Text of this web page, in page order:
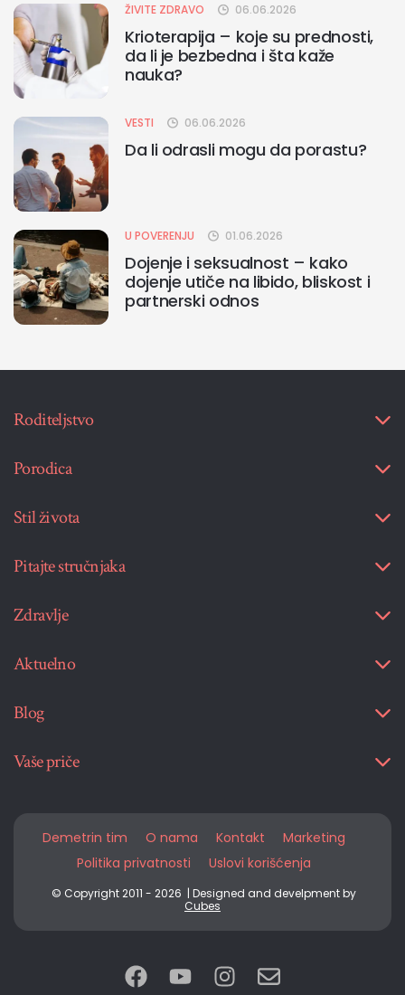
ŽIVITE ZDRAVO 06.06.2026
Krioterapija – koje su prednosti,
da li je bezbedna i šta kaže
nauka?
VESTI 06.06.2026
Da li odrasli mogu da porastu?
U POVERENJU 01.06.2026
Dojenje i seksualnost – kako
dojenje utiče na libido, bliskost i
partnerski odnos
Roditeljstvo
Porodica
Stil života
Pitajte stručnjaka
Zdravlje
Aktuelno
Blog
Vaše priče
Demetrin tim O nama Kontakt
Marketing
Politika privatnosti
Uslovi korišćenja
© Copyright 2011 - 2026 | Designed and develpment by
Cubes